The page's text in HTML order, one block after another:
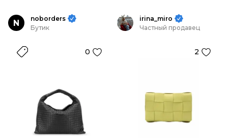
N
noborders
Бутик
0
irina_miro
Частный продавец
2